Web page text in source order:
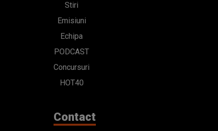
Stiri
Emisiuni
Echipa
PODCAST
Concursuri
HOT40
Contact